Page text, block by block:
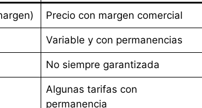
Precio con margen comercial
Variable y con permanencias
No siempre garantizada
Algunas tarifas con
permanencia